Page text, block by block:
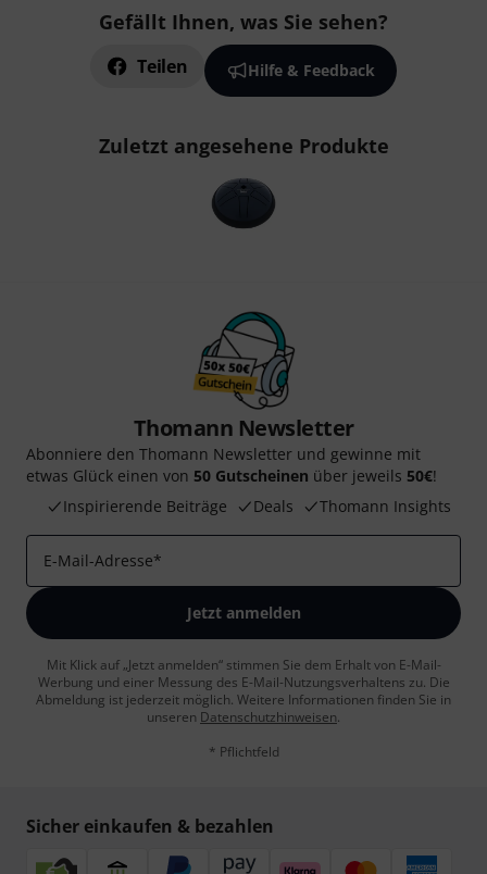
Gefällt Ihnen, was Sie sehen?
Teilen Hilfe & Feedback
Zuletzt angesehene Produkte
Thomann Newsletter
Abonniere den Thomann Newsletter und gewinne mit
etwas Glück einen von 50 Gutscheinen über jeweils 50€!
Inspirierende Beiträge
Deals Thomann Insights
E-Mail-Adresse*
Jetzt anmelden
Mit Klick auf „Jetzt anmelden“ stimmen Sie dem Erhalt von E-Mail-
Werbung und einer Messung des E-Mail-Nutzungsverhaltens zu. Die
Abmeldung ist jederzeit möglich. Weitere Informationen finden Sie in
unseren Datenschutzhinweisen.
* Pflichtfeld
Sicher einkaufen & bezahlen